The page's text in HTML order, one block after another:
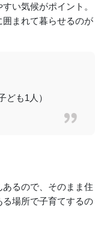
い気候がポイント。
まれて暮らせるのが
ども1人）
るので、そのまま住
場所で子育てするの